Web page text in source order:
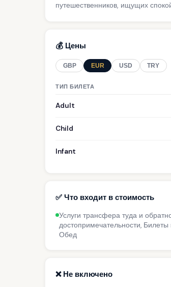
путешественников, ищущих
💰 Цены
GBP EUR USD TRY
ТИП БИЛЕТА
Adult
Child
Infant
✅ Что входит в стоимость
Услуги трансфера туда и
достопримечательности,
Обед
❌ Не включено